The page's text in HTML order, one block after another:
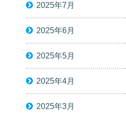
2025年7月
2025年6月
2025年5月
2025年4月
2025年3月